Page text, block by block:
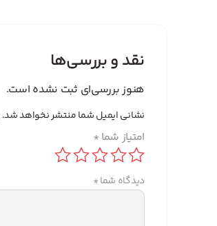
نقد و بررسی‌ها
هنوز بررسی‌ای ثبت نشده است.
نشانی ایمیل شما منتشر نخواهد شد.
امتیاز شما *
دیدگاه شما*